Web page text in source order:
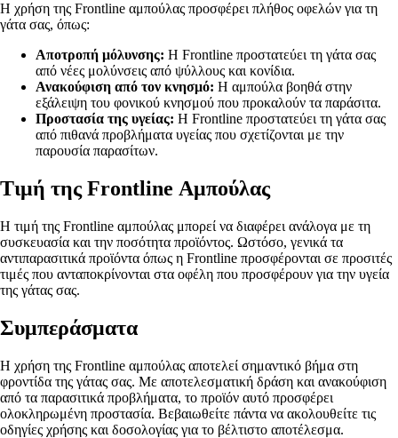
Η χρήση της Frontline αμπούλας προσφέρει πλήθος οφελών για τη
γάτα σας, όπως:
Αποτροπή μόλυνσης: Η Frontline προστατεύει τη γάτα σας
από νέες μολύνσεις από ψύλλους και κονίδια.
Ανακούφιση από τον κνησμό: Η αμπούλα βοηθά στην
εξάλειψη του φονικού κνησμού που προκαλούν τα παράσιτα.
Προστασία της υγείας: Η Frontline προστατεύει τη γάτα σας
από πιθανά προβλήματα υγείας που σχετίζονται με την
παρουσία παρασίτων.
Τιμή της Frontline Αμπούλας
Η τιμή της Frontline αμπούλας μπορεί να διαφέρει ανάλογα με τη
συσκευασία και την ποσότητα προϊόντος. Ωστόσο, γενικά τα
αντιπαρασιτικά προϊόντα όπως η Frontline προσφέρονται σε προσιτές
τιμές που ανταποκρίνονται στα οφέλη που προσφέρουν για την υγεία
της γάτας σας.
Συμπεράσματα
Η χρήση της Frontline αμπούλας αποτελεί σημαντικό βήμα στη
φροντίδα της γάτας σας. Με αποτελεσματική δράση και ανακούφιση
από τα παρασιτικά προβλήματα, το προϊόν αυτό προσφέρει
ολοκληρωμένη προστασία. Βεβαιωθείτε πάντα να ακολουθείτε τις
οδηγίες χρήσης και δοσολογίας για το βέλτιστο αποτέλεσμα.